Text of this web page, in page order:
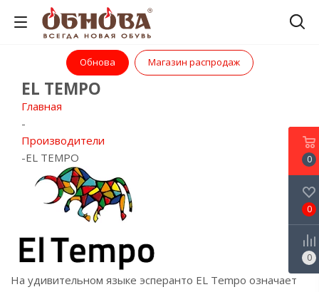
Обнова Магазин распродаж
EL TEMPO
Главная
-
Производители
-EL TEMPO
На удивительном языке эсперанто EL Tempo означает
0
0
0